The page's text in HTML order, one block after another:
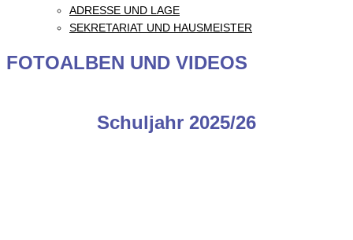
ADRESSE UND LAGE
SEKRETARIAT UND HAUSMEISTER
FOTOALBEN UND VIDEOS
Schuljahr 2025/26